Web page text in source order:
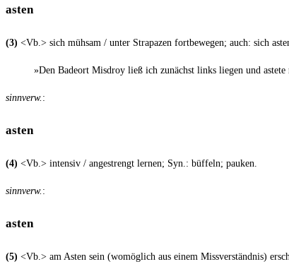
asten
(3) <Vb.> sich müh­sam / unter Stra­pa­zen fort­be­we­gen; auch: sich
»Den Bade­ort Mis­droy ließ ich zunächst links lie­gen und
sinn­verw. :
asten
(4) <Vb.> inten­siv / ange­strengt ler­nen; Syn.: büf­feln; pauken.
sinn­verw. :
asten
(5) <Vb.> am Asten sein (womög­lich aus einem Miss­ver­ständ­nis)